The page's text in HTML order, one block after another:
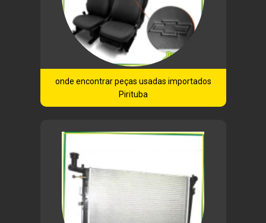
onde encontrar peças usadas importados
Pirituba